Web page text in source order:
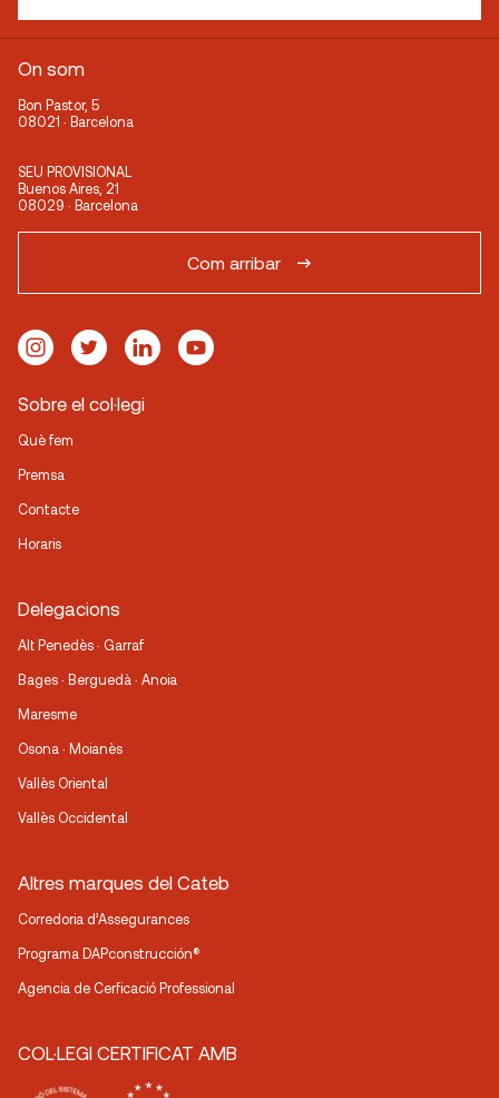
On som
Bon Pastor, 5
08021 · Barcelona
SEU PROVISIONAL
Buenos Aires, 21
08029 · Barcelona
Com arribar
Sobre el col·legi
Què fem
Premsa
Contacte
Horaris
Delegacions
Alt Penedès · Garraf
Bages · Berguedà · Anoia
Maresme
Osona · Moianès
Vallès Oriental
Vallès Occidental
Altres marques del Cateb
Corredoria d’Assegurances
Programa DAPconstrucción®
Agencia de Cerficació Professional
COL·LEGI CERTIFICAT AMB